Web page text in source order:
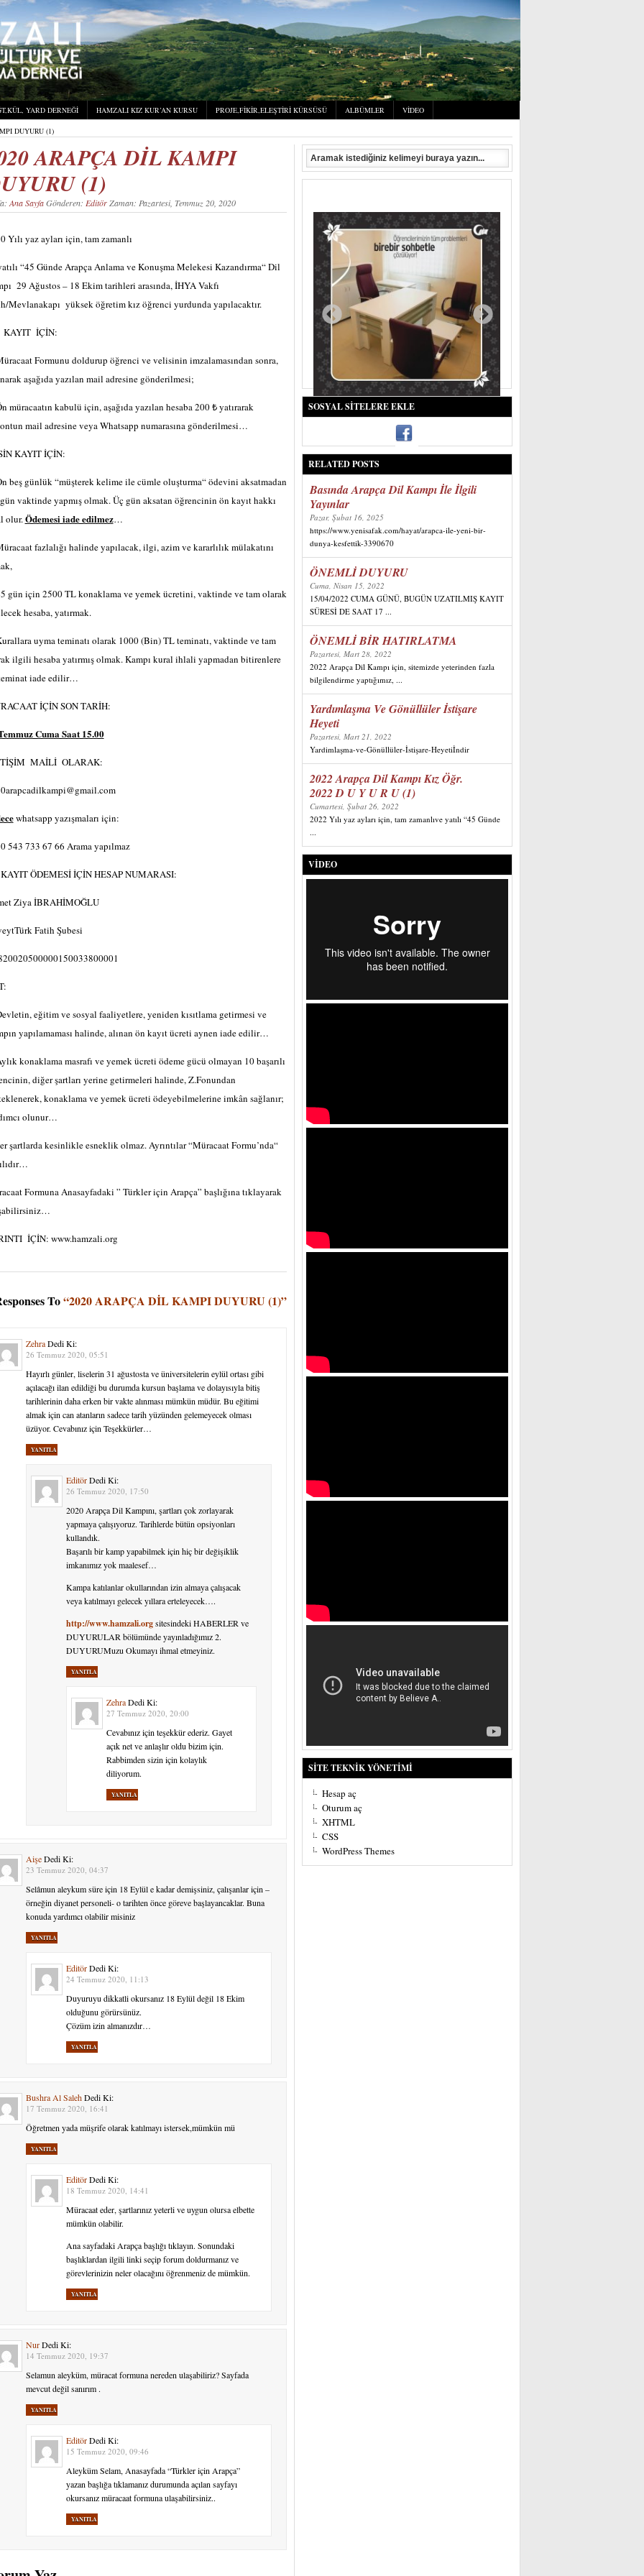
YARD DERNEĞI HAMZALI KIZ KUR’AN KURSU PROJE,FIKIR,ELEŞTIRI KÜRSÜSÜ ALBÜMLER VIDEO
DUYURU (1)
ARAPÇA DİL KAMPI
(1)
Ana SayfaGönderen: EditörZaman: Pazartesi, Temmuz 20, 2020
Yılı yaz ayları için, tam zamanlı
“45 Günde Arapça Anlama ve Konuşma Melekesi Kazandırma“ Dil
29 Ağustos – 18 Ekim tarihleri arasında, İHYA Vakfı
Mevlanakapı yüksek öğretim kız öğrenci yurdunda yapılacaktır.
KAYIT İÇİN:
Formunu doldurup öğrenci ve velisinin imzalamasından sonra,
aşağıda yazılan mail adresine gönderilmesi;
müracaatın kabulü için, aşağıda yazılan hesaba 200 ₺ yatırarak
mail adresine veya Whatsapp numarasına gönderilmesi…
KAYIT İÇİN:
beş günlük “müşterek kelime ile cümle oluşturma“ ödevini aksatmadan
vaktinde yapmış olmak. Üç gün aksatan öğrencinin ön kayıt hakkı
olur.Ödemesi iade edilmez…
fazlalığı halinde yapılacak, ilgi, azim ve kararlılık mülakatını
gün için 2500 TL konaklama ve yemek ücretini, vaktinde ve tam olarak
hesaba, yatırmak.
uyma teminatı olarak 1000 (Bin) TL teminatı, vaktinde ve tam
ilgili hesaba yatırmış olmak. Kampı kural ihlali yapmadan bitirenlere
iade edilir…
İÇİN SON TARİH:
Cuma Saat 15.00
MAİLİ OLARAK:
whatsapp yazışmaları için:
543 733 67 66 Arama yapılmaz
ÖDEMESİ İÇİN HESAP NUMARASI:
Ziya İBRAHİMOĞLU
Fatih Şubesi
eğitim ve sosyal faaliyetlere, yeniden kısıtlama getirmesi ve
yapılamaması halinde, alınan ön kayıt ücreti aynen iade edilir…
konaklama masrafı ve yemek ücreti ödeme gücü olmayan 10 başarılı
diğer şartları yerine getirmeleri halinde, Z.Fonundan
konaklama ve yemek ücreti ödeyebilmelerine imkân sağlanır;
olunur…
şartlarda kesinlikle esneklik olmaz. Ayrıntılar “Müracaat Formu’nda“
Formuna Anasayfadaki ” Türkler için Arapça” başlığına tıklayarak
İÇİN: www.hamzali.org
To“2020 ARAPÇA DİL KAMPI DUYURU (1)”
Zehra Dedi Ki:
26 Temmuz 2020, 05:51
Hayırlı günler, liselerin 31 ağustosta ve üniversitelerin eylül ortası gibi
açılacağı ilan edildiği bu durumda kursun başlama ve dolayısıyla bitiş
tarihlerinin daha erken bir vakte alınması mümkün müdür. Bu eğitimi
almak için can atanların sadece tarih yüzünden gelemeyecek olması
üzüyor. Cevabınız için Teşekkürler…
YANITLA
Editör Dedi Ki:
26 Temmuz 2020, 17:50
2020 Arapça Dil Kampını, şartları çok zorlayarak
yapmaya çalışıyoruz. Tarihlerde bütün opsiyonları
kullandık.
Başarılı bir kamp yapabilmek için hiç bir değişiklik
imkanımız yok maalesef…
Kampa katılanlar okullarından izin almaya çalışacak
veya katılmayı gelecek yıllara erteleyecek….
http://www.hamzali.orgsitesindeki HABERLER ve
DUYURULAR bölümünde yayınladığımız 2.
DUYURUMuzu Okumayı ihmal etmeyiniz.
YANITLA
Zehra Dedi Ki:
27 Temmuz 2020, 20:00
Cevabınız için teşekkür ederiz. Gayet
açık net ve anlaşlır oldu bizim için.
Rabbimden sizin için kolaylık
diliyorum.
YANITLA
Aişe Dedi Ki:
23 Temmuz 2020, 04:37
Selâmun aleykum süre için 18 Eylül e kadar demişsiniz, çalışanlar için –
örneğin diyanet personeli- o tarihten önce göreve başlayancaklar. Buna
konuda yardımcı olabilir misiniz
YANITLA
Editör Dedi Ki:
24 Temmuz 2020, 11:13
Duyuruyu dikkatli okursanız 18 Eylül değil 18 Ekim
olduğunu görürsünüz.
Çözüm izin almanızdır…
YANITLA
Bushra Al Saleh Dedi Ki:
17 Temmuz 2020, 16:41
Öğretmen yada müşrife olarak katılmayı istersek,mümkün mü
YANITLA
Editör Dedi Ki:
18 Temmuz 2020, 14:41
Müracaat eder, şartlarınız yeterli ve uygun olursa elbette
mümkün olabilir.
Ana sayfadaki Arapça başlığı tıklayın. Sonundaki
başlıklardan ilgili linki seçip forum doldurmanız ve
görevlerinizin neler olacağını öğrenmeniz de mümkün.
YANITLA
Nur Dedi Ki:
14 Temmuz 2020, 19:37
Selamun aleyküm, müracat formuna nereden ulaşabiliriz? Sayfada
mevcut değil sanırım .
YANITLA
Editör Dedi Ki:
15 Temmuz 2020, 09:46
Aleyküm Selam, Anasayfada “Türkler için Arapça”
yazan başlığa tıklamanız durumunda açılan sayfayı
okursanız müracaat formuna ulaşabilirsiniz..
YANITLA
SOSYAL SITELERE EKLE
RELATED POSTS
Basında Arapça Dil Kampı İle İlgili
Yayınlar
Pazar, Şubat 16, 2025
https://www.yenisafak.com/hayat/arapca-ile-yeni-bir-
dunya-kesfettik-3390670
ÖNEMLİ DUYURU
Cuma, Nisan 15, 2022
15/04/2022 CUMA GÜNÜ, BUGÜN UZATILMIŞ KAYIT
SÜRESİ DE SAAT 17 ...
ÖNEMLİ BİR HATIRLATMA
Pazartesi, Mart 28, 2022
2022 Arapça Dil Kampı için, sitemizde yeterinden fazla
bilgilendirme yaptığımız, ...
Yardımlaşma Ve Gönüllüler İstişare
Heyeti
Pazartesi, Mart 21, 2022
Yardimlaşma-ve-Gönüllüler-İstişare-Heyetiİndir
2022 Arapça Dil Kampı Kız Öğr.
2022 D U Y U R U (1)
Cumartesi, Şubat 26, 2022
2022 Yılı yaz ayları için, tam zamanlıve yatılı “45 Günde
...
VIDEO
SITE TEKNIK YÖNETIMI
Hesap aç
Oturum aç
XHTML
CSS
WordPress Themes